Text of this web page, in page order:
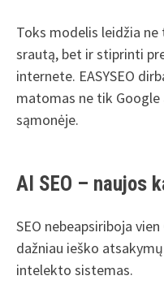
Toks modelis leidžia
srautą, bet ir stiprinti
internete. EASYSEO
matomas ne tik
sąmonėje.
AI SEO – naujos
SEO nebeapsiriboja
dažniau ieško
intelekto sistemas.